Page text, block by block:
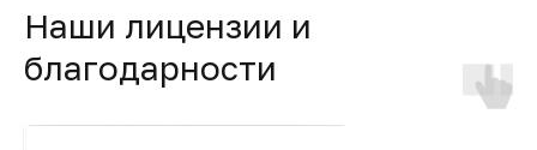
Наши лицензии и
благодарности